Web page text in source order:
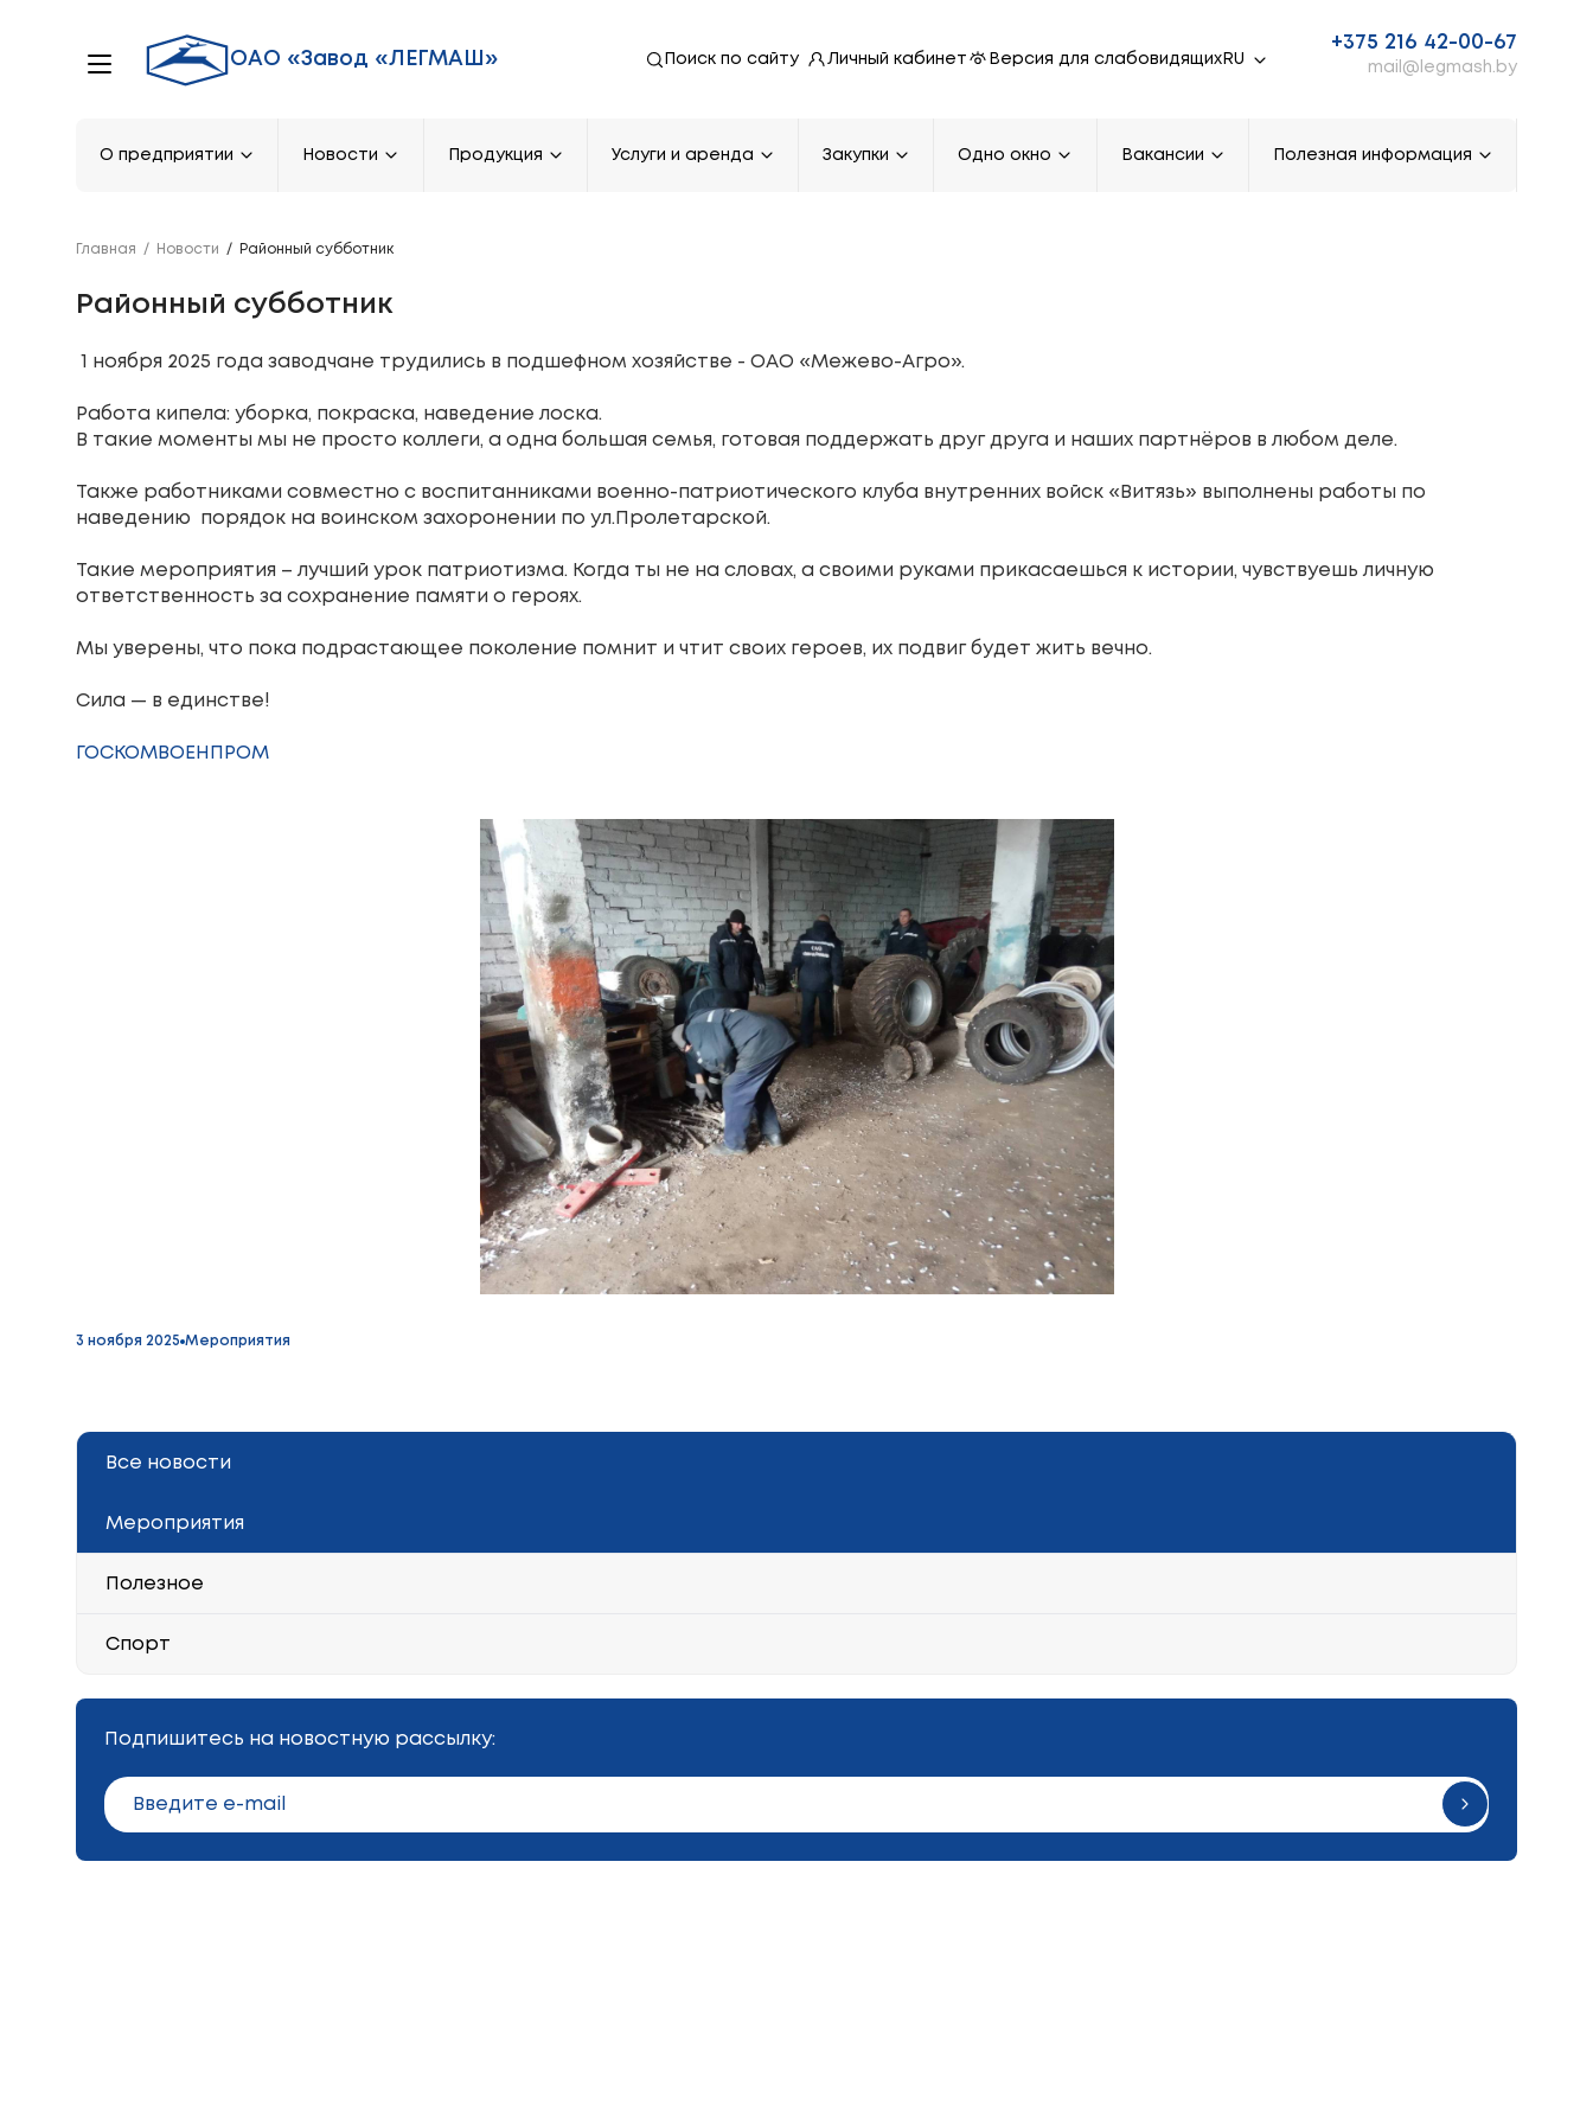
ОАО «Завод «ЛЕГМАШ» Поиск по сайту Личный кабинет Версия для слабовидящих
+375 216 42-00-67
mail@legmash.by
О предприятии Новости Продукция Услуги и аренда Закупки Одно окно Вакансии Полезная информация
Главная / Новости / Районный субботник
Районный субботник
1 ноября 2025 года заводчане трудились в подшефном хозяйстве - ОАО «Межево-Агро».
Работа кипела: уборка, покраска, наведение лоска.
В такие моменты мы не просто коллеги, а одна большая семья, готовая поддержать друг друга и наших партнёров в любом деле.
Также работниками совместно с воспитанниками военно-патриотического клуба внутренних войск «Витязь» выполнены работы по
наведению порядок на воинском захоронении по ул.Пролетарской.
Такие мероприятия – лучший урок патриотизма. Когда ты не на словах, а своими руками прикасаешься к истории, чувствуешь личную
ответственность за сохранение памяти о героях.
Мы уверены, что пока подрастающее поколение помнит и чтит своих героев, их подвиг будет жить вечно.
Сила — в единстве!
ГОСКОМВОЕНПРОМ
3 ноября 2025 Мероприятия
Все новости
Мероприятия
Полезное
Спорт
Подпишитесь на новостную рассылку: